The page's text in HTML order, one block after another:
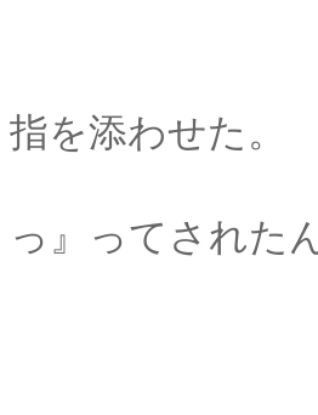
「･･････
薫は、自分
指を添わせた。
「考えてみ
っ』ってされた
「う･･
改めてそう